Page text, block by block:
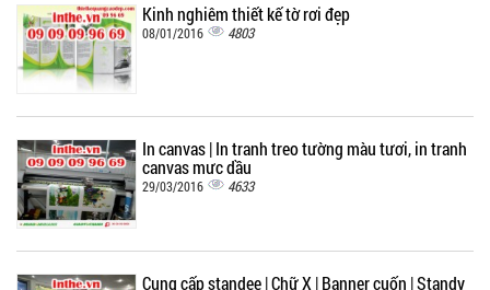
Kinh nghiệm thiết kế tờ rơi đẹp
08/01/2016 4803
In canvas | In tranh treo tường màu tươi, in tranh
canvas mực dầu
29/03/2016 4633
Cung cấp standee | Chữ X | Banner cuốn | Standy